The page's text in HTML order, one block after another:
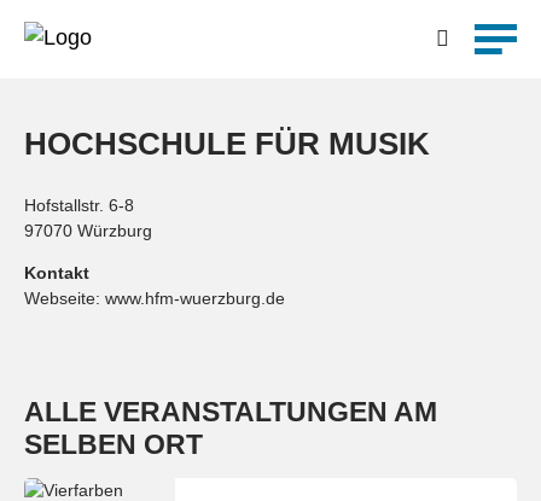
HOCHSCHULE FÜR MUSIK
Hofstallstr. 6-8
97070 Würzburg
Kontakt
Webseite: www.hfm-wuerzburg.de
ALLE VERANSTALTUNGEN AM
SELBEN ORT